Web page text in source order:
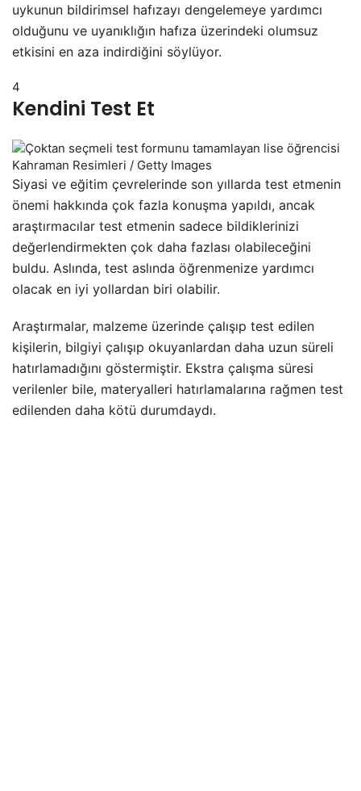
uykunun bildirimsel hafızayı dengelemeye yardımcı
olduğunu ve uyanıklığın hafıza üzerindeki olumsuz
etkisini en aza indirdiğini söylüyor.
4
Kendini Test Et
Kahraman Resimleri / Getty Images
Siyasi ve eğitim çevrelerinde son yıllarda test etmenin
önemi hakkında çok fazla konuşma yapıldı, ancak
araştırmacılar test etmenin sadece bildiklerinizi
değerlendirmekten çok daha fazlası olabileceğini
buldu. Aslında, test aslında öğrenmenize yardımcı
olacak en iyi yollardan biri olabilir.
Araştırmalar, malzeme üzerinde çalışıp test edilen
kişilerin, bilgiyi çalışıp okuyanlardan daha uzun süreli
hatırlamadığını göstermiştir. Ekstra çalışma süresi
verilenler bile, materyalleri hatırlamalarına rağmen test
edilenden daha kötü durumdaydı.